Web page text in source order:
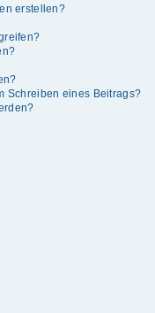
erstellen?
Schreiben eines Beitrags?